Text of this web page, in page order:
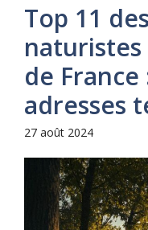
Top 11
de
adresses
27 août 2024